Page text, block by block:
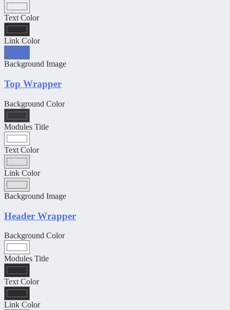
Text Color
Link Color
Background Image
Top Wrapper
Background Color
Modules Title
Text Color
Link Color
Background Image
Header Wrapper
Background Color
Modules Title
Text Color
Link Color